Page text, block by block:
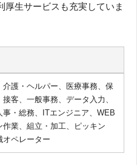
厚生サービスも充実していま
護・ヘルパー、医療事務、保
客、一般事務、データ入力、
・総務、ITエンジニア、WEB
業、組立・加工、ピッキン
オペレーター